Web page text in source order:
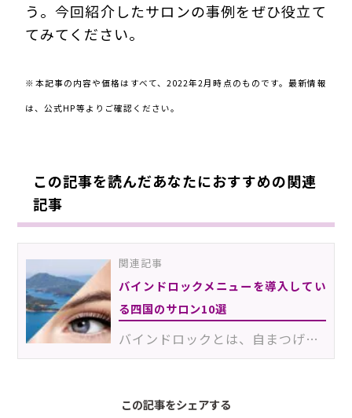
う。今回紹介したサロンの事例をぜひ役立て
てみてください。
※本記事の内容や価格はすべて、2022年2月時点のものです。最新情報
は、公式HP等よりご確認ください。
この記事を読んだあなたにおすすめの関連
記事
関連記事
バインドロックメニューを導入してい
る四国のサロン10選
バインドロックとは、自まつげの下にフラットラッシュを1本、上にボリュームラッシュを2本装着させるマツ…
この記事をシェアする